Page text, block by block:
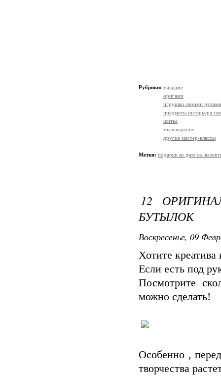
Рубрики: макраме
оригами
игрушки своими руками
предметы интерьера
шитье
мыловарение
другие мастер-классы
Метки: подарки ко дню св.
12
БУТЫЛОК
Воскресенье, 09
Хотите
Если есть под
Посмотрите
можно сделать!
Особенно ,
творчества